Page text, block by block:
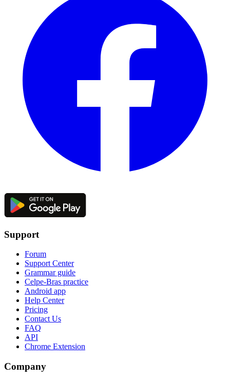
Support
Forum
Support Center
Grammar guide
Celpe-Bras practice
Android app
Help Center
Pricing
Contact Us
FAQ
API
Chrome Extension
Company